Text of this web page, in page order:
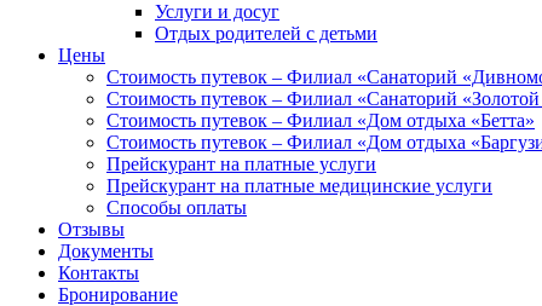
Услуги и досуг
Отдых родителей с детьми
Цены
Стоимость путевок – Филиал «Санаторий
Стоимость путевок – Филиал «Санаторий «Золотой
Стоимость путевок – Филиал «Дом отдыха «Бетта»
Стоимость путевок – Филиал «Дом отдыха
Прейскурант на платные услуги
Прейскурант на платные медицинские услуги
Способы оплаты
Отзывы
Документы
Контакты
Бронирование